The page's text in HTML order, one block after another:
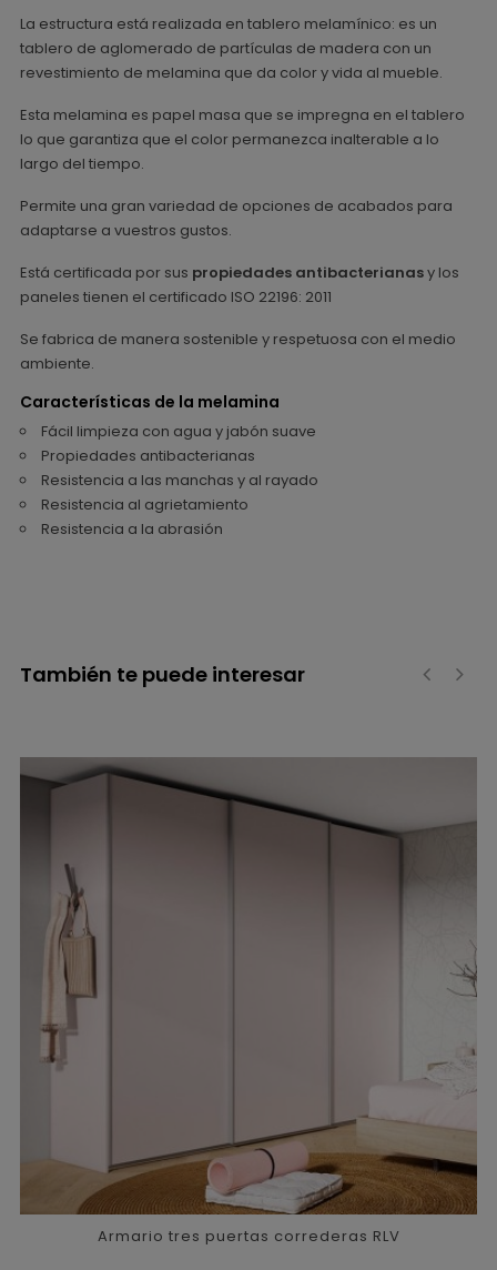
La estructura está realizada en tablero melamínico: es un
tablero de aglomerado de partículas de madera con un
revestimiento de melamina que da color y vida al mueble.
Esta melamina es papel masa que se impregna en el tablero
lo que garantiza que el color permanezca inalterable a lo
largo del tiempo.
Permite una gran variedad de opciones de acabados para
adaptarse a vuestros gustos.
Está certificada por sus propiedades antibacterianasy los
paneles tienen el certificado ISO 22196: 2011
Se fabrica de manera sostenible y respetuosa con el medio
ambiente.
Características de la melamina
Fácil limpieza con agua y jabón suave
Propiedades antibacterianas
Resistencia a las manchas y al rayado
Resistencia al agrietamiento
Resistencia a la abrasión
También te puede interesar
Armario tres puertas correderas RLV